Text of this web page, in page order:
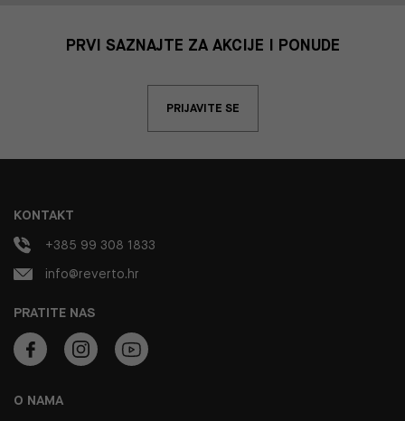
PRVI SAZNAJTE ZA AKCIJE I PONUDE
PRIJAVITE SE
O NAMA
PRATITE NAS
KONTAKT
+385 99 308 1833
info@reverto.hr